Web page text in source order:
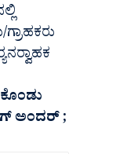
ಅಂದರ್ ;